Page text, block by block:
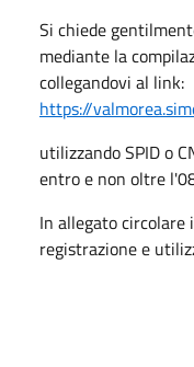
Si chiede
mediante la
collegandovi al link:
https://
utilizzando SPID o
entro e non oltre
In allegato
registrazione e